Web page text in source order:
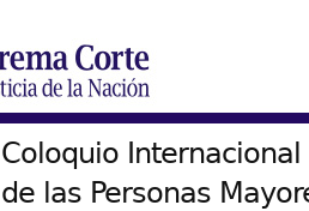
Coloquio
de las Personas